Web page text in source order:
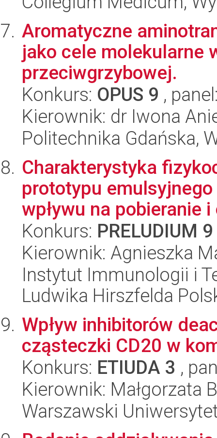
Aromatyczne
jako cele molekularne
przeciwgrzybowej.
Konkurs: OPUS 9 ,
Kierownik: dr Iwona
Politechnika Gdańska,
Charakterystyka
prototypu
wpływu na pobieranie
Konkurs: PRELUDIUM 9
Kierownik: Agnieszka
Instytut Immunologii i
Ludwika Hirszfelda
Wpływ inhibitorów
cząsteczki CD20 w
Konkurs: ETIUDA 3 ,
Kierownik: Małgorzata
Warszawski